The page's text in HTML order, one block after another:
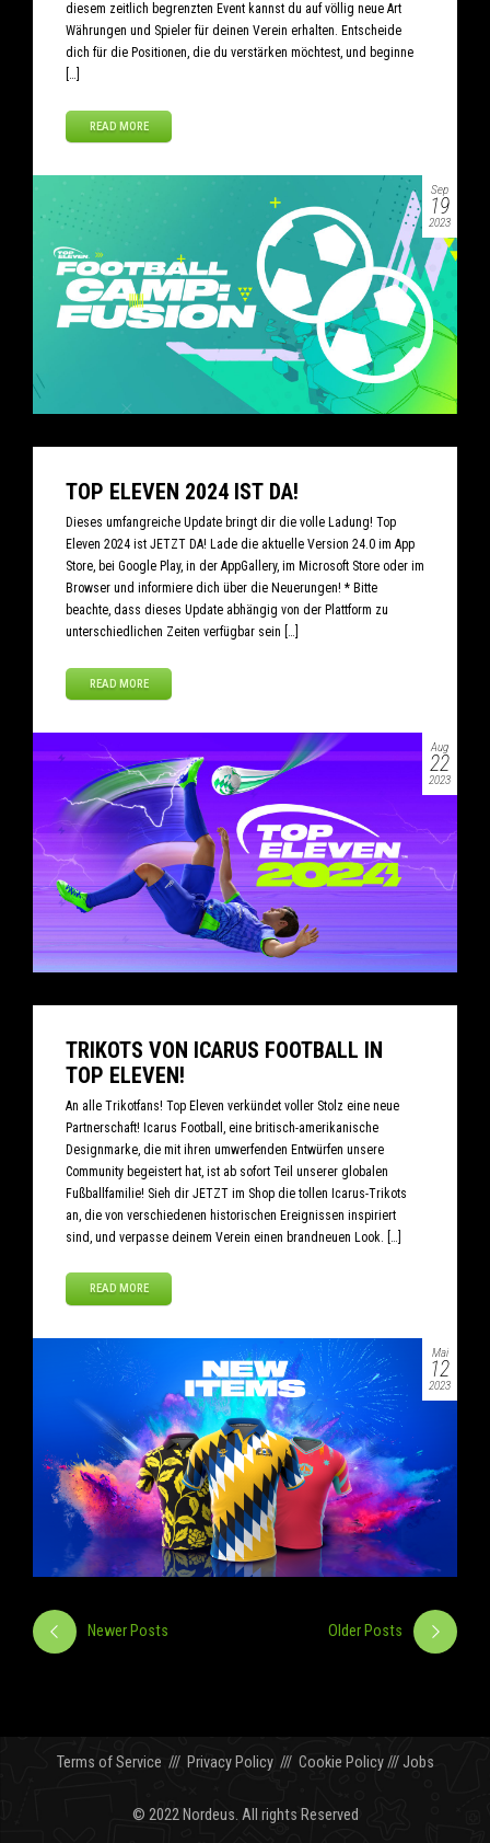
diesem zeitlich begrenzten Event kannst du auf völlig neue Art
Währungen und Spieler für deinen Verein erhalten. Entscheide
dich für die Positionen, die du verstärken möchtest, und beginne
[…]
READ MORE
Sep
19
2023
TOP ELEVEN 2024 IST DA!
Dieses umfangreiche Update bringt dir die volle Ladung! Top
Eleven 2024 ist JETZT DA! Lade die aktuelle Version 24.0 im App
Store, bei Google Play, in der AppGallery, im Microsoft Store oder im
Browser und informiere dich über die Neuerungen! * Bitte
beachte, dass dieses Update abhängig von der Plattform zu
unterschiedlichen Zeiten verfügbar sein […]
READ MORE
Aug
22
2023
TRIKOTS VON ICARUS FOOTBALL IN
TOP ELEVEN!
An alle Trikotfans! Top Eleven verkündet voller Stolz eine neue
Partnerschaft! Icarus Football, eine britisch-amerikanische
Designmarke, die mit ihren umwerfenden Entwürfen unsere
Community begeistert hat, ist ab sofort Teil unserer globalen
Fußballfamilie! Sieh dir JETZT im Shop die tollen Icarus-Trikots
an, die von verschiedenen historischen Ereignissen inspiriert
sind, und verpasse deinem Verein einen brandneuen Look. […]
READ MORE
Mai
12
2023
Newer Posts Older Posts
Terms of Service /// Privacy Policy/// Cookie Policy///Jobs
© 2022 Nordeus. All rights Reserved